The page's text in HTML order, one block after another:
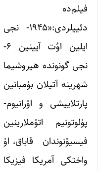
فیلم‌ده
دئییلردی:«۱۹۴۵- نجی
نجی گونونده هیروشیما
شهرینه آتیلان بوْمبانین
پارتلاییشی و اوْرانیوم-
پوْلوتونیم اتوْملارینین
فیسیوْنوندان قاباق، اوْ
واختکی آمریکا فیزیکا